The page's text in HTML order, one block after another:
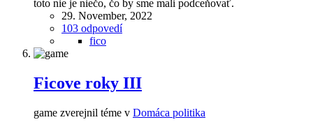
toto nie je niečo, čo by sme mali podceňovať.
29. November, 2022
103 odpovedí
fico
Ficove roky III
game zverejnil téme v Domáca politika